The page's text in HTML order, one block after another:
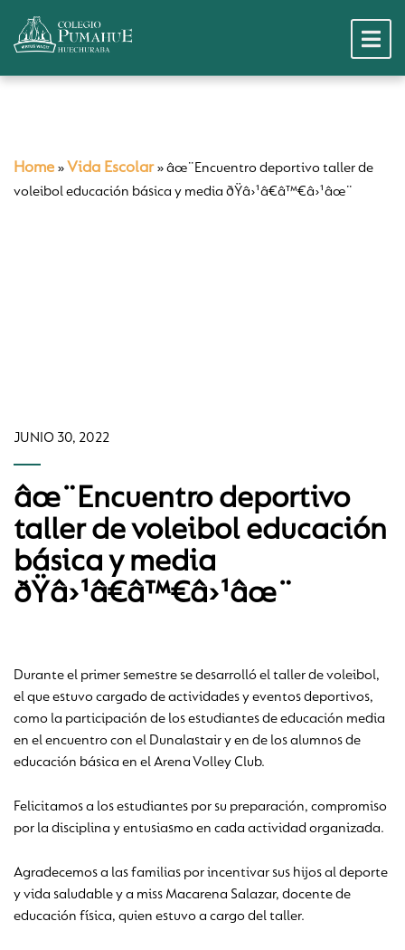
Home » Vida Escolar»âœ¨Encuentro deportivo taller de
voleibol educación básica y media ðŸâ›¹â€â™€â›¹âœ¨
JUNIO 30, 2022
âœ¨Encuentro deportivo
taller de voleibol educación
básica y media
ðŸâ›¹â€â™€â›¹âœ¨
Durante el primer semestre se desarrolló el taller de voleibol,
el que estuvo cargado de actividades y eventos deportivos,
como la participación de los estudiantes de educación media
en el encuentro con el Dunalastair y en de los alumnos de
educación básica en el Arena Volley Club.
Felicitamos a los estudiantes por su preparación, compromiso
por la disciplina y entusiasmo en cada actividad organizada.
Agradecemos a las familias por incentivar sus hijos al deporte
y vida saludable y a miss Macarena Salazar, docente de
educación física, quien estuvo a cargo del taller.